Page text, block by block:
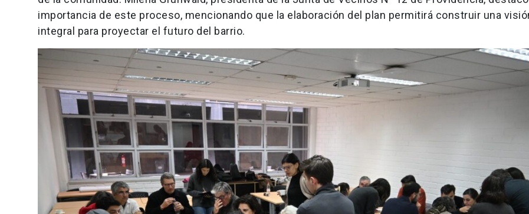
importancia de este proceso, mencionando que la elaboración del plan permitirá construir una
integral para proyectar el futuro del barrio.